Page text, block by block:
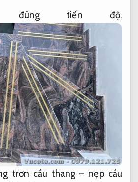
đúng tiến độ.
trơn cầu thang – nẹp cầu